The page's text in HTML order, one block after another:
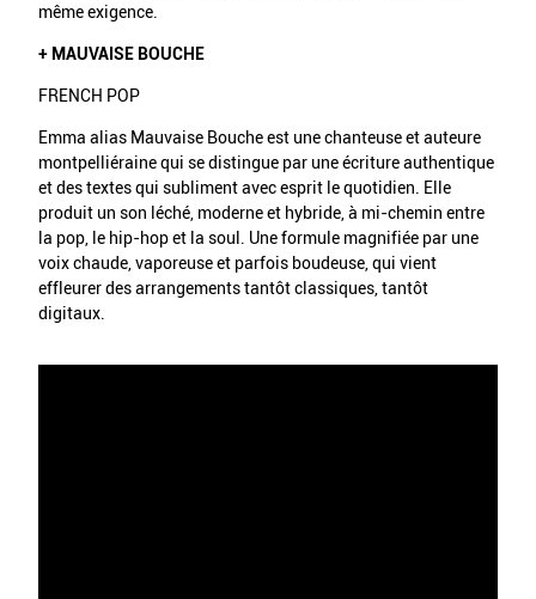
même exigence.
+ MAUVAISE BOUCHE
FRENCH POP
Emma alias Mauvaise Bouche est une chanteuse et auteure
montpelliéraine qui se distingue par une écriture authentique
et des textes qui subliment avec esprit le quotidien. Elle
produit un son léché, moderne et hybride, à mi-chemin entre
la pop, le hip-hop et la soul. Une formule magnifiée par une
voix chaude, vaporeuse et parfois boudeuse, qui vient
effleurer des arrangements tantôt classiques, tantôt
digitaux.